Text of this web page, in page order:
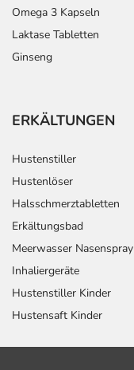
Omega 3 Kapseln
Laktase Tabletten
Ginseng
ERKÄLTUNGEN
Hustenstiller
Hustenlöser
Halsschmerztabletten
Erkältungsbad
Meerwasser Nasenspray
Inhaliergeräte
Hustenstiller Kinder
Hustensaft Kinder